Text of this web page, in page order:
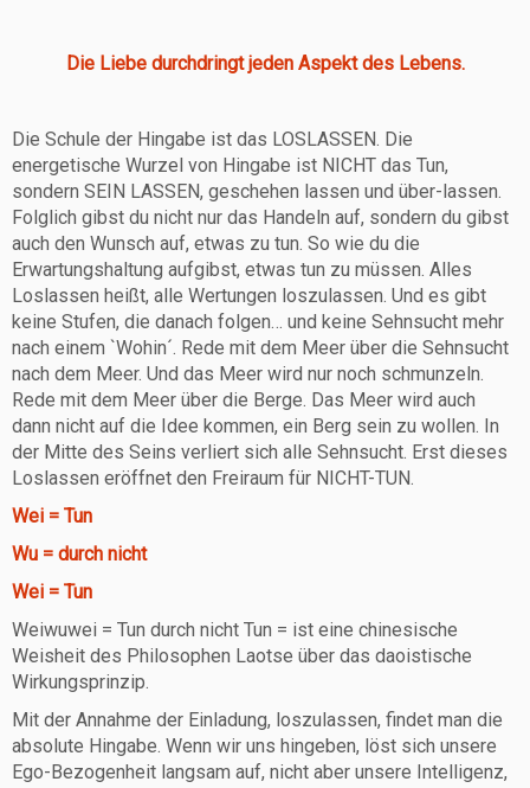
Die Liebe durchdringt jeden Aspekt des Lebens.
Die Schule der Hingabe ist das LOSLASSEN. Die
energetische Wurzel von Hingabe ist NICHT das Tun,
sondern SEIN LASSEN, geschehen lassen und über-lassen.
Folglich gibst du nicht nur das Handeln auf, sondern du gibst
auch den Wunsch auf, etwas zu tun. So wie du die
Erwartungshaltung aufgibst, etwas tun zu müssen. Alles
Loslassen heißt, alle Wertungen loszulassen. Und es gibt
keine Stufen, die danach folgen… und keine Sehnsucht mehr
nach einem `Wohin´. Rede mit dem Meer über die Sehnsucht
nach dem Meer. Und das Meer wird nur noch schmunzeln.
Rede mit dem Meer über die Berge. Das Meer wird auch
dann nicht auf die Idee kommen, ein Berg sein zu wollen. In
der Mitte des Seins verliert sich alle Sehnsucht. Erst dieses
Loslassen eröffnet den Freiraum für NICHT-TUN.
Wei = Tun
Wu = durch nicht
Wei = Tun
Weiwuwei = Tun durch nicht Tun = ist eine chinesische
Weisheit des Philosophen Laotse über das daoistische
Wirkungsprinzip.
Mit der Annahme der Einladung, loszulassen, findet man die
absolute Hingabe. Wenn wir uns hingeben, löst sich unsere
Ego-Bezogenheit langsam auf, nicht aber unsere Intelligenz,